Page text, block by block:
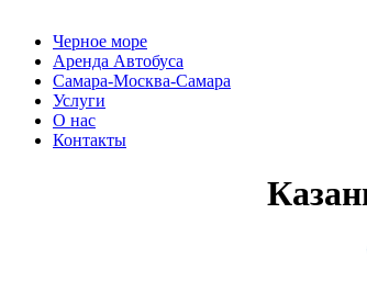
Черное море
Аренда Автобуса
Самара-Москва-Самара
Услуги
О нас
Контакты